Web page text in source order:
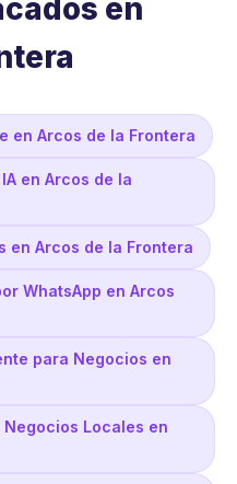
en
en Arcos de la Frontera
en Arcos de la
en Arcos de la Frontera
WhatsApp en Arcos
para Negocios en
Locales en